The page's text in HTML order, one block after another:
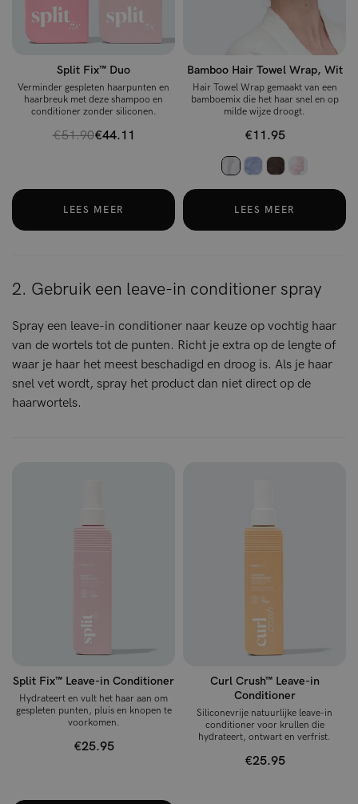
Split Fix™ Duo
Verminder gespleten haarpunten en
haarbreuk met deze shampoo en
conditioner zonder siliconen.
€51.90€44.11
LEES MEER
Bamboo Hair Towel Wrap, Wit
Hair Towel Wrap gemaakt van een
bamboemix die het haar snel en op
milde wijze droogt.
€11.95
LEES MEER
2. Gebruik een leave-in conditioner spray
Spray een leave-in conditioner naar keuze op vochtig haar
van de wortels tot de punten. Richt je extra op de lengte of
waar je haar het meest beschadigd en droog is. Als je haar
snel vet wordt, spray het product dan niet direct op de
haarwortels.
Split Fix™ Leave-in Conditioner
Hydrateert en vult het haar aan om
gespleten punten, pluis en knopen te
voorkomen.
€25.95
Curl Crush™ Leave-in
Conditioner
Siliconevrije natuurlijke leave-in
conditioner voor krullen die
hydrateert, ontwart en verfrist.
€25.95